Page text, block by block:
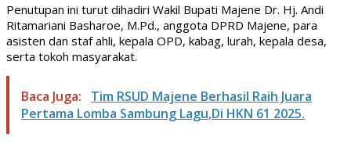
Penutupan ini turut dihadiri Wakil Bupati Majene Dr. Hj. Andi
Ritamariani Basharoe, M.Pd., anggota DPRD Majene, para
asisten dan staf ahli, kepala OPD, kabag, lurah, kepala desa,
serta tokoh masyarakat.
Baca Juga:
Tim RSUD Majene Berhasil Raih Juara
Pertama Lomba Sambung Lagu,Di HKN 61 2025.